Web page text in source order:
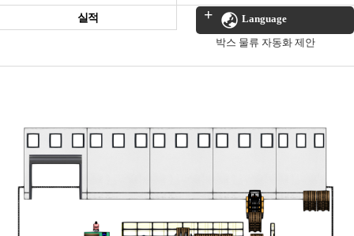
Language
실적
일반 제조 자동화
박스 물류 자동화 제안